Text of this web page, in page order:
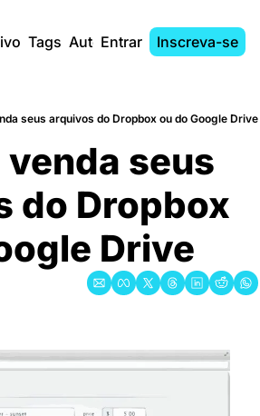
Tags AutoresEntrar Inscreva-se
seus arquivos do Dropbox ou do Google Drive
seus
do Dropbox
Drive